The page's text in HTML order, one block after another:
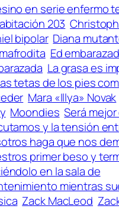
en serie enfermo
203
bipolar Diana
Ed
La grasa es
tetas de los pies
Mara «Illya» Novak
Moondies Será
y la tensión
haga que nos
primer beso y
en la sala de
mientras
Zack MacLeod